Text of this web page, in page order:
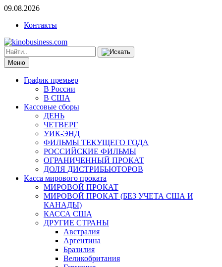
09.08.2026
Контакты
Меню
График премьер
В России
В США
Кассовые сборы
ДЕНЬ
ЧЕТВЕРГ
УИК-ЭНД
ФИЛЬМЫ ТЕКУЩЕГО ГОДА
РОССИЙСКИЕ ФИЛЬМЫ
ОГРАНИЧЕННЫЙ ПРОКАТ
ДОЛЯ ДИСТРИБЬЮТОРОВ
Касса мирового проката
МИРОВОЙ ПРОКАТ
МИРОВОЙ ПРОКАТ (БЕЗ УЧЕТА США И
КАНАДЫ)
КАССА США
ДРУГИЕ СТРАНЫ
Австралия
Аргентина
Бразилия
Великобритания